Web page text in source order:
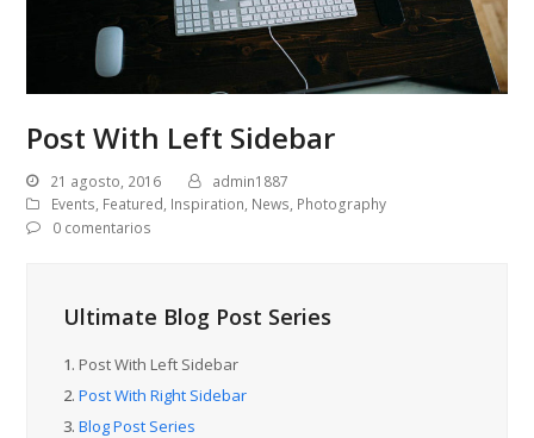
Post With Left Sidebar
21 agosto, 2016
admin1887
Events, Featured, Inspiration, News, Photography
0 comentarios
Ultimate Blog Post Series
1. Post With Left Sidebar
2. Post With Right Sidebar
3. Blog Post Series